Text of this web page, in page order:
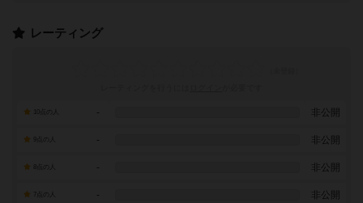
レーティング
- 非公開
- 非公開
- 非公開
7点の人 - 非公開